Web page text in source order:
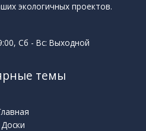
экологичных проектов.
Сб - Вс: Выходной
темы
Доски